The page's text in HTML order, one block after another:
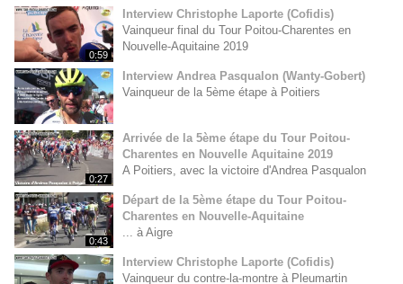
0:59
Interview Christophe Laporte (Cofidis)
Vainqueur final du Tour Poitou-Charentes en
Nouvelle-Aquitaine 2019
Interview Andrea Pasqualon (Wanty-Gobert)
Vainqueur de la 5ème étape à Poitiers
0:27
Arrivée de la 5ème étape du Tour Poitou-
Charentes en Nouvelle Aquitaine 2019
A Poitiers, avec la victoire d'Andrea Pasqualon
0:43
Départ de la 5ème étape du Tour Poitou-
Charentes en Nouvelle-Aquitaine
... à Aigre
Interview Christophe Laporte (Cofidis)
Vainqueur du contre-la-montre à Pleumartin